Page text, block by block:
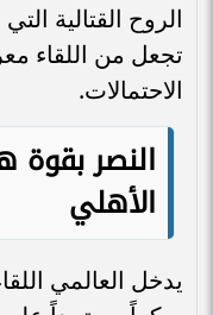
الروح القتالية
تجعل من اللقاء
الاحتمالات.
النصر
الأهلي
يدخل العالمي